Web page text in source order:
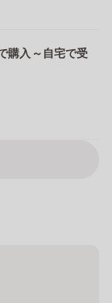
購入～自宅で受